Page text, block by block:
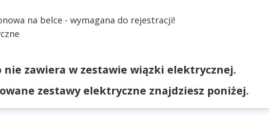
na belce - wymagana do rejestracji!
nie zawiera w zestawie wiązki elektrycznej.
zestawy elektryczne znajdziesz poniżej.